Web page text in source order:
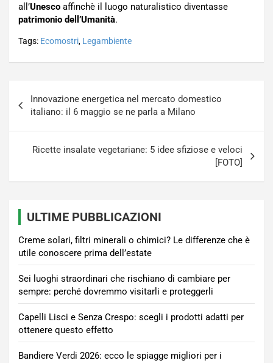
all’Unesco affinchè il luogo naturalistico diventasse
patrimonio dell’Umanità.
Tags: Ecomostri, Legambiente
articoli
Innovazione energetica nel mercato domestico
italiano: il 6 maggio se ne parla a Milano
Ricette insalate vegetariane: 5 idee sfiziose e veloci
[FOTO]
ULTIME PUBBLICAZIONI
Creme solari, filtri minerali o chimici? Le differenze che è
utile conoscere prima dell’estate
Sei luoghi straordinari che rischiano di cambiare per
sempre: perché dovremmo visitarli e proteggerli
Capelli Lisci e Senza Crespo: scegli i prodotti adatti per
ottenere questo effetto
Bandiere Verdi 2026: ecco le spiagge migliori per i